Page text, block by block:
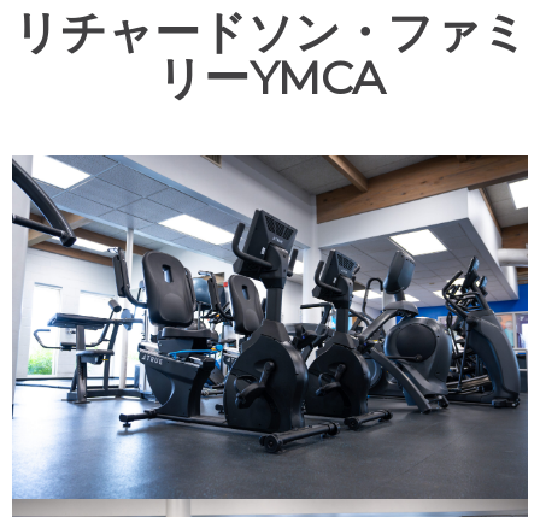
リチャードソン・ファミ
リーYMCA